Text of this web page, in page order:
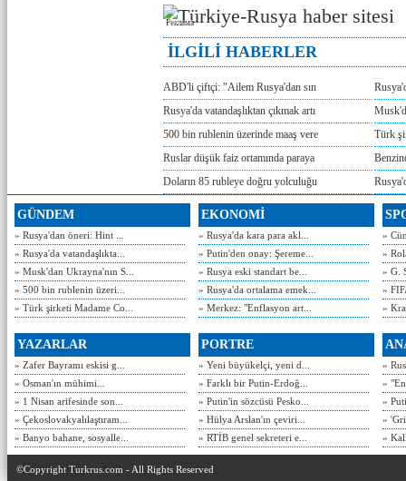
Реклама
İLGİLİ HABERLER
ABD'li çiftçi: "Ailem Rusya'dan sın
Rusya'da vatandaşlıktan çıkmak artı
500 bin rublenin üzerinde maaş vere
Türk
Ruslar düşük faiz ortamında paraya
Doların 85 rubleye doğru yolculuğu
GÜNDEM
» Rusya'dan öneri: Hint ...
» Rusya'da vatandaşlıkta...
» Musk'dan Ukrayna'nın S...
» 500 bin rublenin üzeri...
» Türk şirketi Madame Co...
EKONOMİ
» Rusya'da kara para akl...
» Putin'den onay: Şereme...
» Rusya eski standart be...
» Rusya'da ortalama emek...
» Merkez: "Enflasyon art...
»
»
» G.
»
»
YAZARLAR
» Zafer Bayramı eskisi g...
» Osman'ın mühimi...
» 1 Nisan arifesinde son...
» Çekoslovakyalılaştıram...
» Banyo bahane, sosyalle...
PORTRE
» Yeni büyükelçi, yeni d...
» Farklı bir Putin-Erdoğ...
» Putin'in sözcüsü Pesko...
» Hülya Arslan'ın çeviri...
» RTİB genel sekreteri e...
»
»
»
»
»
©Copyright Turkrus.com - All Rights Reserved